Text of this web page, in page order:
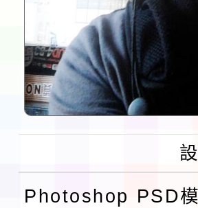
Photoshop PSD